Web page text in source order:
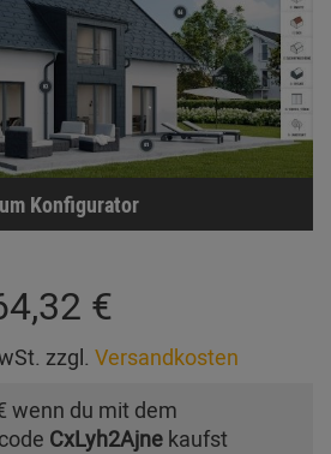
Konfigurator
€
zzgl. Versandkosten
wenn du mit dem
CxLyh2Ajne kaufst